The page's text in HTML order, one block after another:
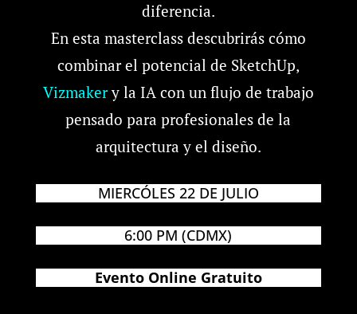
diferencia.
En esta masterclass descubrirás cómo
combinar el potencial de SketchUp,
Vizmaker y la IA con un flujo de trabajo
pensado para profesionales de la
arquitectura y el diseño.
MIERCÓLES 22 DE JULIO
6:00 PM (CDMX)
Evento Online Gratuito